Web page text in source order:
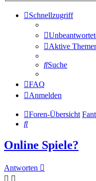
Schnellzugriff
Aktive
Suche
FAQ
Anmelden
Foren-Übersicht
Suche
Online Spiele?
Antworten